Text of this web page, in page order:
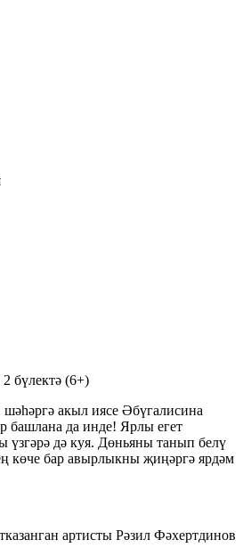
бүлектә (6+)
акыл иясе Әбүгалисина
башлана да инде! Ярлы егет
дә куя. Дөньяны танып белү
көче бар авырлыкны җиңәргә ярдәм
артисты Рәзил Фәхертдинов